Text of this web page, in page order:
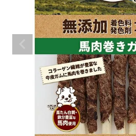
SNS
ご利用案内
ACCOUNT MENU
ようこそ ゲスト 様
ログイン person